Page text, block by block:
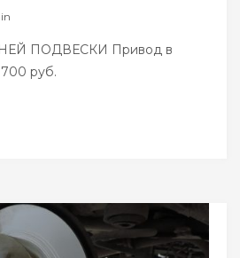
ПОДВЕСКИ Привод в
руб.